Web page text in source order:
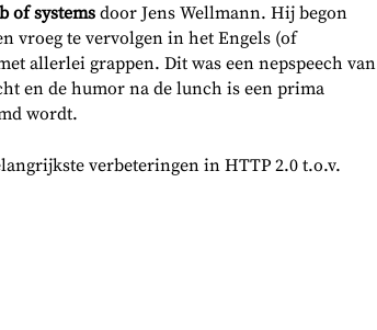
of systems door Jens Wellmann. Hij begon
vroeg te vervolgen in het Engels (of
allerlei grappen. Dit was een nepspeech van
en de humor na de lunch is een prima
wordt.
verbeteringen in HTTP 2.0 t.o.v.